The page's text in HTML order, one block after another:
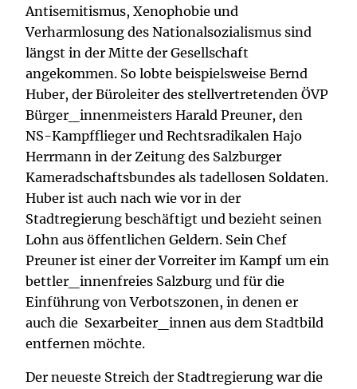
Antisemitismus, Xenophobie und
Verharmlosung des Nationalsozialismus sind
längst in der Mitte der Gesellschaft
angekommen. So lobte beispielsweise Bernd
Huber, der Büroleiter des stellvertretenden ÖVP
Bürger_innenmeisters Harald Preuner, den
NS-Kampfflieger und Rechtsradikalen Hajo
Herrmann in der Zeitung des Salzburger
Kameradschaftsbundes als tadellosen Soldaten.
Huber ist auch nach wie vor in der
Stadtregierung beschäftigt und bezieht seinen
Lohn aus öffentlichen Geldern. Sein Chef
Preuner ist einer der Vorreiter im Kampf um ein
bettler_innenfreies Salzburg und für die
Einführung von Verbotszonen, in denen er
auch die Sexarbeiter_innen aus dem Stadtbild
entfernen möchte.
Der neueste Streich der Stadtregierung war die